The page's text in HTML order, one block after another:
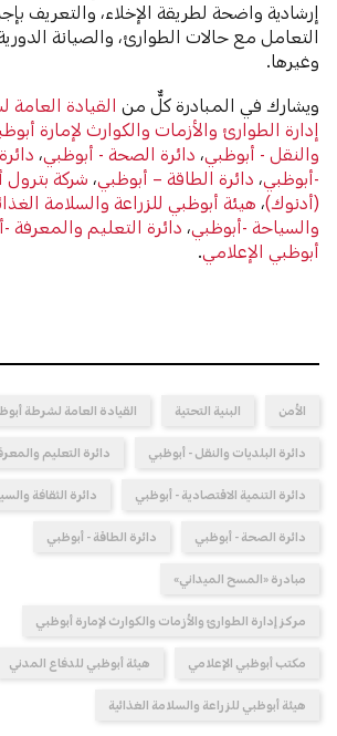
إرشادية واضحة لطريقة الإخلاء، والتعريف
التعامل مع حالات الطوارئ، والصيانة
وغيرها.
ويشارك في المبادرة كلٌّ منالقيادة العامة
إدارة الطوارئ والأزمات والكوارث لإمارة
والنقل - أبوظبي ، دائرة الصحة - أبوظبي ،
-أبوظبي ، دائرة الطاقة – أبوظبي ، شركة بترول
(أدنوك)، هيئة أبوظبي للزراعة والسلامة
والسياحة -أبوظبي ، دائرة التعليم والمعرفة -
أبوظبي الإعلامي .
الأمن البنية التحتية القيادة العامة لشرطة
دائرة البلديات والنقل - أبوظبي دائرة التعليم
دائرة التنمية الاقتصادية - أبوظبي دائرة الثقافة
دائرة الصحة - أبوظبي دائرة الطاقة - أبوظبي
مبادرة «المسح الميداني»
مركز إدارة الطوارئ والأزمات والكوارث لإمارة أبوظبي
مكتب أبوظبي الإعلامي هيئة أبوظبي للدفاع المدني
هيئة أبوظبي للزراعة والسلامة الغذائية